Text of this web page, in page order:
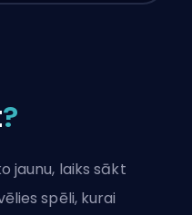
?
jaunu, laiks sākt
spēli, kurai